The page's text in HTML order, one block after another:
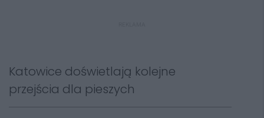
Katowice doświetlają kolejne
przejścia dla pieszych